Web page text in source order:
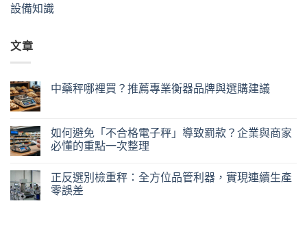
設備知識
文章
中藥秤哪裡買？推薦專業衡器品牌與選購建議
如何避免「不合格電子秤」導致罰款？企業與商家
必懂的重點一次整理
正反選別檢重秤：全方位品管利器，實現連續生產
零誤差